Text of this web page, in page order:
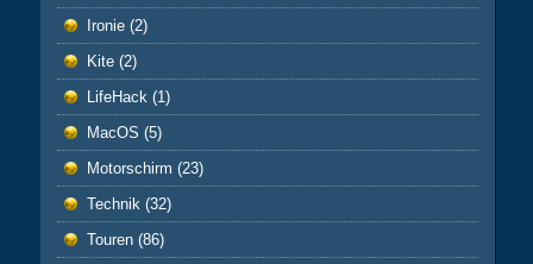
Ironie(2)
Kite(2)
LifeHack (1)
MacOS (5)
Motorschirm (23)
Technik (32)
Touren(86)